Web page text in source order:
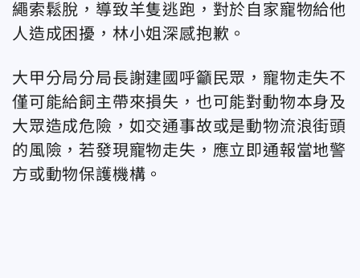
繩索鬆脫，導致羊隻逃跑，對於自家寵物給他
人造成困擾，林小姐深感抱歉。
大甲分局分局長謝建國呼籲民眾，寵物走失不
僅可能給飼主帶來損失，也可能對動物本身及
大眾造成危險，如交通事故或是動物流浪街頭
的風險，若發現寵物走失，應立即通報當地警
方或動物保護機構。